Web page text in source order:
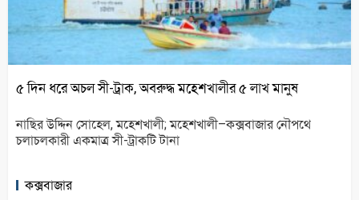
৫ দিন ধরে অচল সী-ট্রাক, অবরুদ্ধ মহেশখালীর ৫ লাখ মানুষ
নাছির উদ্দিন সোহেল, মহেশখালী; মহেশখালী–কক্সবাজার নৌপথে
চলাচলকারী একমাত্র সী-ট্রাকটি টানা
কক্সবাজার